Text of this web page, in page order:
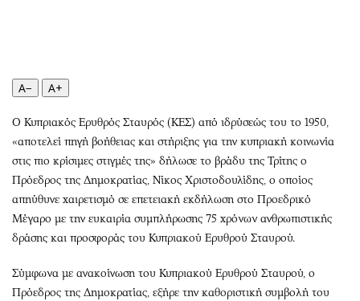
Μουσική
Εικαστικά
Βιβλίο
Χειρόγραφα
Προσωπικότητες στην ''Κ''
Επιστολές
A− A+
Ο Κυπριακός Ερυθρός Σταυρός (ΚΕΣ) από ιδρύσεώς του το 1950,
«αποτελεί πηγή βοήθειας και στήριξης για την κυπριακή κοινωνία
στις πιο κρίσιμες στιγμές της» δήλωσε το βράδυ της Τρίτης ο
Πρόεδρος της Δημοκρατίας, Νίκος Χριστοδουλίδης, ο οποίος
απηύθυνε χαιρετισμό σε επετειακή εκδήλωση στο Προεδρικό
Μέγαρο με την ευκαιρία συμπλήρωσης 75 χρόνων ανθρωπιστικής
δράσης και προσφοράς του Κυπριακού Ερυθρού Σταυρού.
Σύμφωνα με ανακοίνωση του Κυπριακού Ερυθρού Σταυρού, ο
Πρόεδρος της Δημοκρατίας, εξήρε την καθοριστική συμβολή του